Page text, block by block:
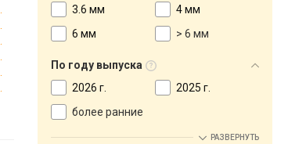
3.6 мм
4 мм
6 мм
> 6 мм
По году выпуска
2026 г.
2025 г.
более ранние
РАЗВЕРНУТЬ